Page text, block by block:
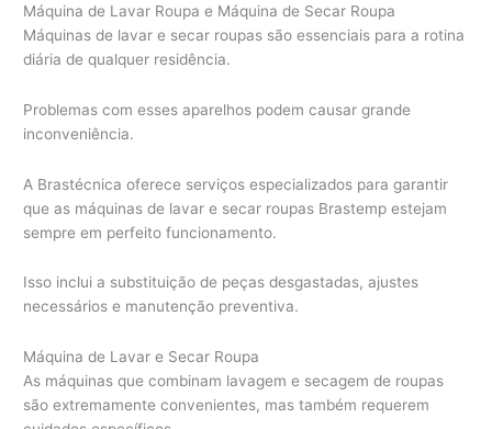
Máquina de Lavar Roupa e Máquina de Secar Roupa
Máquinas de lavar e secar roupas são essenciais para a rotina
diária de qualquer residência.
Problemas com esses aparelhos podem causar grande
inconveniência.
A Brastécnica oferece serviços especializados para garantir
que as máquinas de lavar e secar roupas Brastemp estejam
sempre em perfeito funcionamento.
Isso inclui a substituição de peças desgastadas, ajustes
necessários e manutenção preventiva.
Máquina de Lavar e Secar Roupa
As máquinas que combinam lavagem e secagem de roupas
são extremamente convenientes, mas também requerem